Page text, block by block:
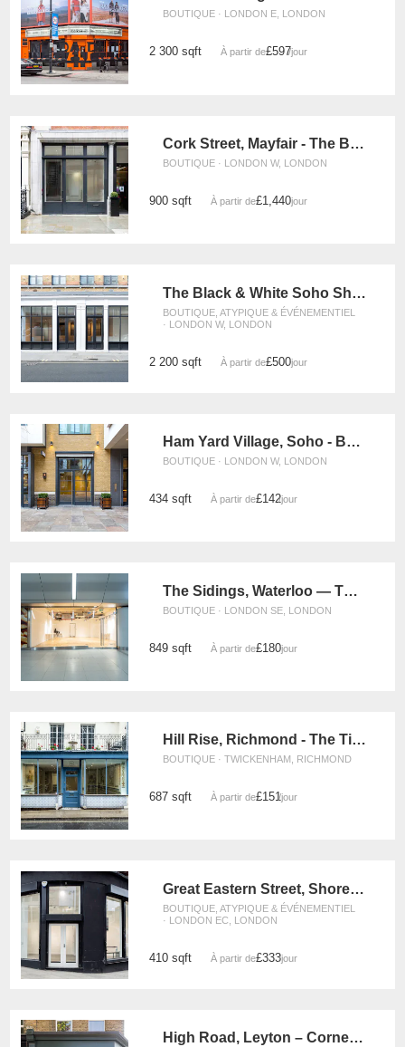
BOUTIQUE · LONDON E, LONDON
2 300 sqft À partir de£597/jour
Cork Street, Mayfair - The Black Box Basement Space
BOUTIQUE · LONDON W, LONDON
900 sqft À partir de£1,440/jour
The Black & White Soho Shop, Greek Street
BOUTIQUE, ATYPIQUE & ÉVÉNEMENTIEL
· LONDON W, LONDON
2 200 sqft À partir de£500/jour
Ham Yard Village, Soho - Boutique
BOUTIQUE · LONDON W, LONDON
434 sqft À partir de£142/jour
The Sidings, Waterloo — The Retail Strip Space (UG08)
BOUTIQUE · LONDON SE, LONDON
849 sqft À partir de£180/jour
Hill Rise, Richmond - The Tiled Boutique
BOUTIQUE · TWICKENHAM, RICHMOND
687 sqft À partir de£151/jour
Great Eastern Street, Shoreditch - The Corner Retail Space
BOUTIQUE, ATYPIQUE & ÉVÉNEMENTIEL
· LONDON EC, LONDON
410 sqft À partir de£333/jour
High Road, Leyton – Corner Boutique